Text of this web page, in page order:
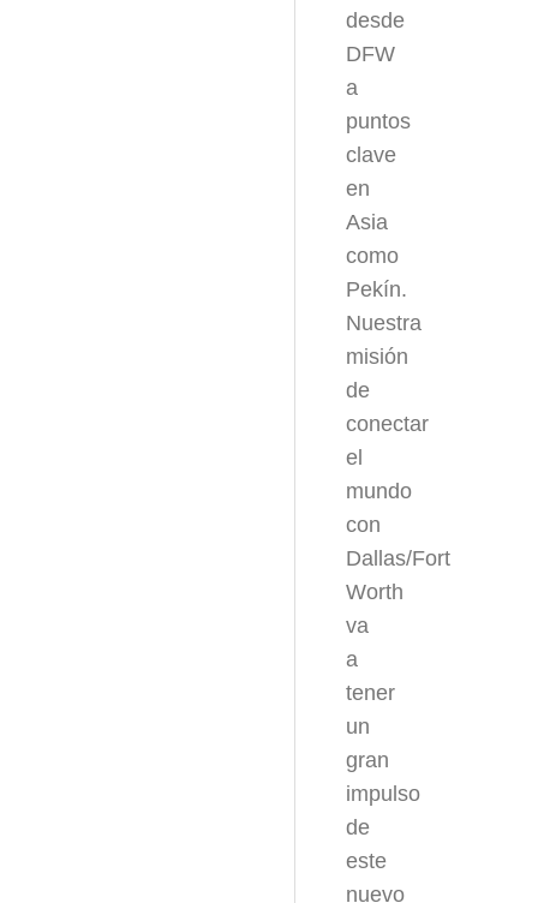
desde
DFW
a
puntos
clave
en
Asia
como
Pekín.
Nuestra
misión
de
conectar
el
mundo
con
Dallas/Fort
Worth
va
a
tener
un
gran
impulso
de
este
nuevo